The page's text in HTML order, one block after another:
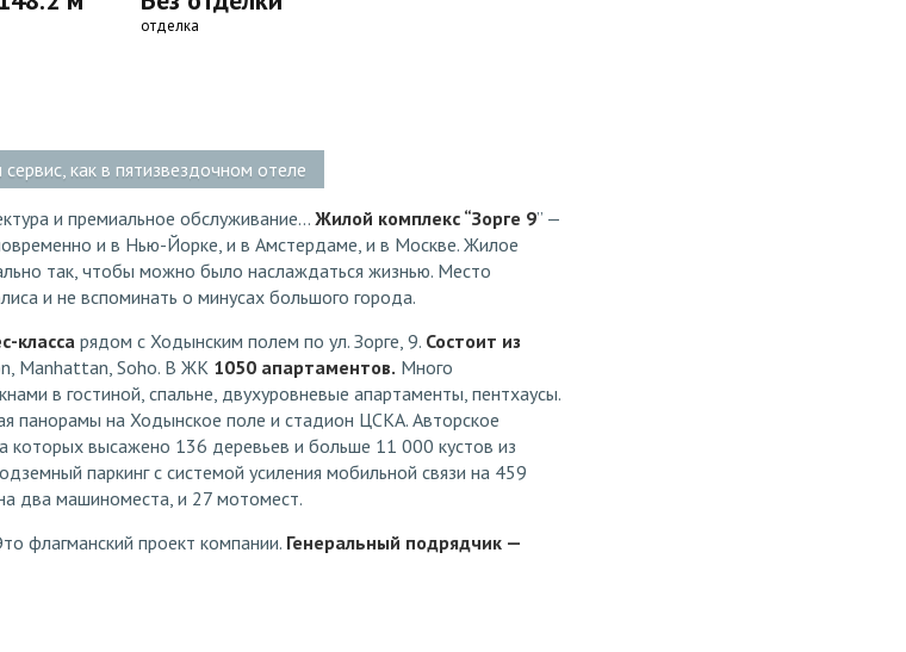
отделка
как в пятизвездочном отеле
и премиальное обслуживание… Жилой комплекс “Зорге 9” —
и в Нью-Йорке, и в Амстердаме, и в Москве. Жилое
так, чтобы можно было наслаждаться жизнью. Место
и не вспоминать о минусах большого города.
класса рядом с Ходынским полем по ул. Зорге, 9. Состоит из
Manhattan, Soho. В ЖК 1050 апартаментов. Много
в гостиной, спальне, двухуровневые апартаменты, пентхаусы.
панорамы на Ходынское поле и стадион ЦСКА. Авторское
которых высажено 136 деревьев и больше 11 000 кустов из
паркинг с системой усиления мобильной связи на 459
два машиноместа, и 27 мотомест.
флагманский проект компании. Генеральный подрядчик —